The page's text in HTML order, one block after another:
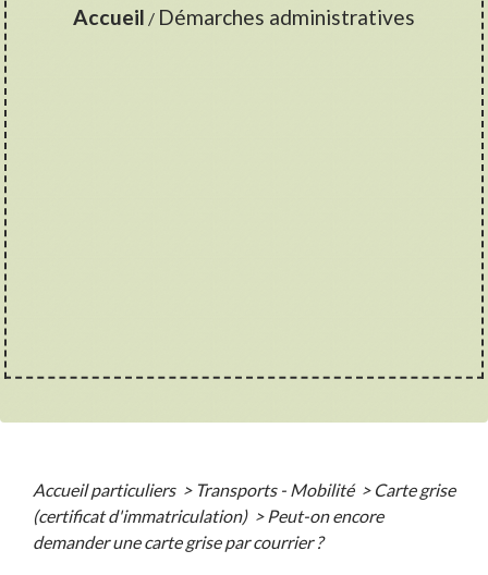
Accueil / Démarches administratives
Accueil particuliers > Transports - Mobilité > Carte grise
(certificat d'immatriculation) > Peut-on encore
demander une carte grise par courrier ?